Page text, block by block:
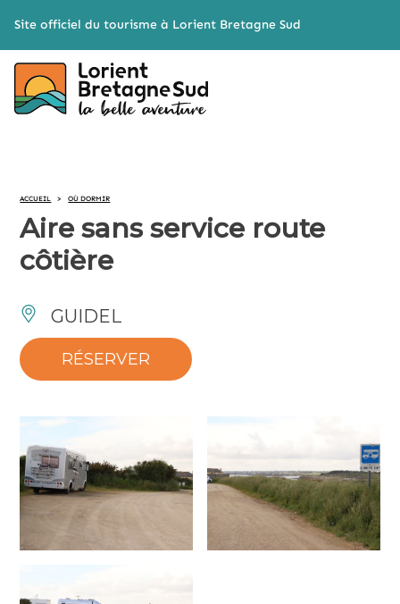
Site officiel du tourisme à Lorient Bretagne Sud
ACCUEIL > OÙ DORMIR
Aire sans service route
côtière
GUIDEL
RÉSERVER